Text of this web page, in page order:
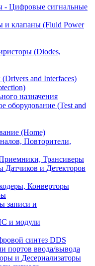
- Цифровые сигнальные
и клапаны (Fluid Power
(Diodes,
and Interfaces)
назначения
оборудование (Test and
(Home)
Повторители,
Трансиверы
и Детекторов
Конверторы
записи и
и модули
синтез DDS
портов ввода/вывода
и Десериализаторы